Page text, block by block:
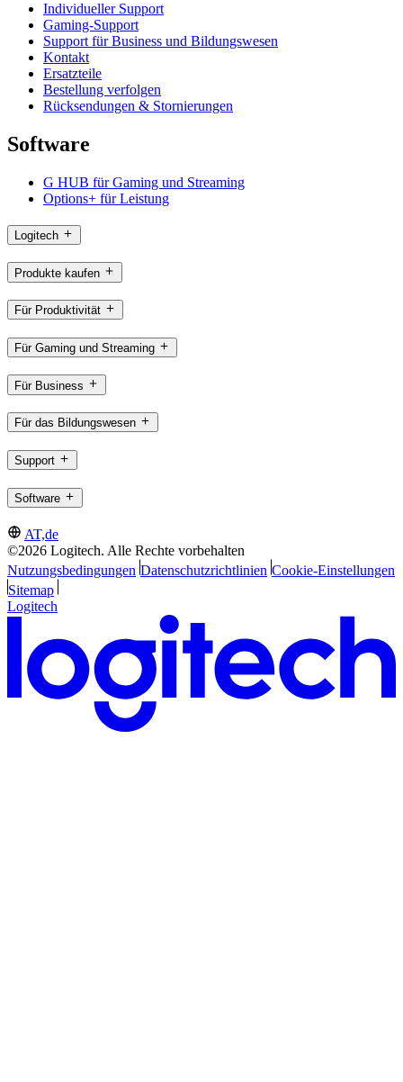
Individueller Support
Gaming-Support
Support für Business und Bildungswesen
Kontakt
Ersatzteile
Bestellung verfolgen
Rücksendungen & Stornierungen
Software
G HUB für Gaming und Streaming
Options+ für Leistung
Logitech
Produkte kaufen
Für Produktivität
Für Gaming und Streaming
Für Business
Für das Bildungswesen
Support
Software
AT,de
©2026 Logitech. Alle Rechte vorbehalten
Nutzungsbedingungen Datenschutzrichtlinien Cookie-Einstellungen
Sitemap
Logitech